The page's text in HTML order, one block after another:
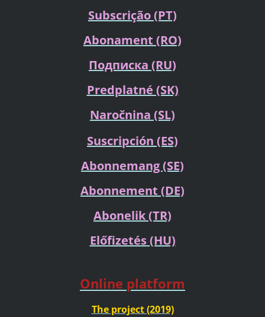
Subscrição (PT)
Abonament (RO)
Подписка (RU)
Predplatné (SK)
Naročnina (SL)
Suscripción (ES)
Abonnemang (SE)
Abonnement (DE)
Abonelik (TR)
Előfizetés (HU)
Online platform
The project (2019)